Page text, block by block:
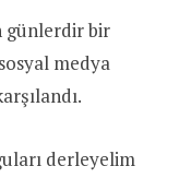
günlerdir bir
medya
derleyelim